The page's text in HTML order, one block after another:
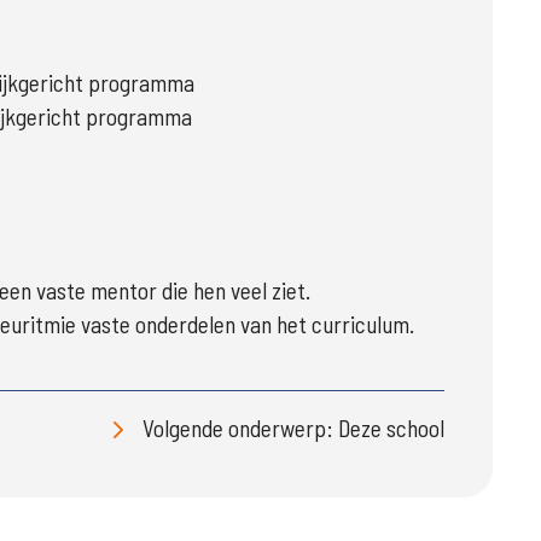
programma
programma
vaste mentor die hen veel ziet.
vaste onderdelen van het curriculum.
Volgende onderwerp: Deze school